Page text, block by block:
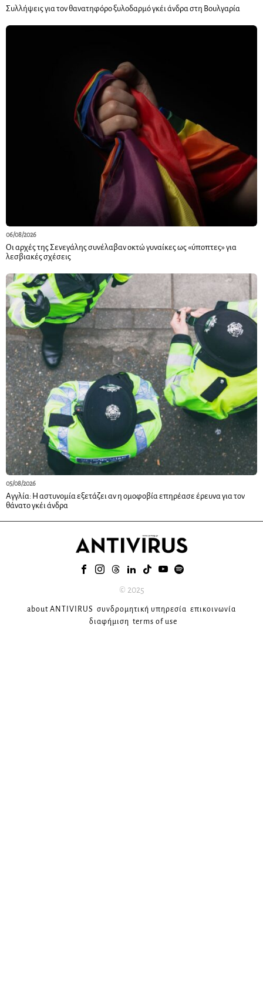
Συλλήψεις για τον θανατηφόρο ξυλοδαρμό γκέι άνδρα στη Βουλγαρία
06/08/2026
Οι αρχές της Σενεγάλης συνέλαβαν οκτώ γυναίκες ως «ύποπτες» για
λεσβιακές σχέσεις
05/08/2026
Αγγλία: Η αστυνομία εξετάζει αν η ομοφοβία επηρέασε έρευνα για τον
θάνατο γκέι άνδρα
© 2025
about ANTIVIRUS συνδρομητική υπηρεσία επικοινωνία
διαφήμιση terms of use